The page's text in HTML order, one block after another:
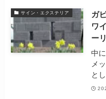
サイン・エクステリア
ガ
ワ
ー
中
メ
と